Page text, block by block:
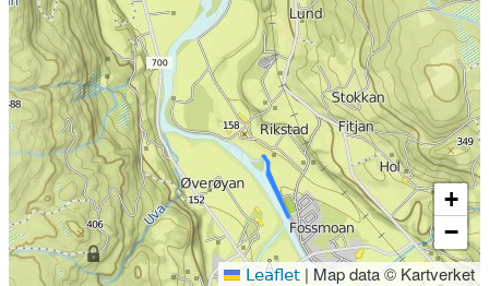
+
−
Leaflet | Map data © Kartverket